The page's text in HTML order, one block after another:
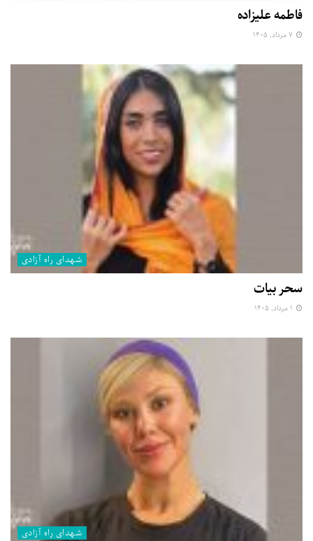
فاطمه علیزاده
شهدای راه آزادی
سحر بیات
شهدای راه آزادی